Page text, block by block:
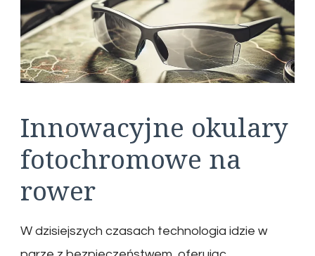
Innowacyjne okulary
fotochromowe na
rower
W dzisiejszych czasach technologia idzie w